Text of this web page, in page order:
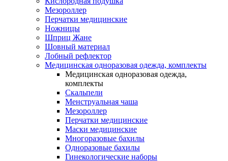
Мезороллер
Перчатки медицинские
Ножницы
Шприц Жане
Шовный материал
Лобный рефлектор
Медицинская одноразовая одежда, комплекты
Медицинская одноразовая одежда,
комплекты
Скальпели
Менструальная чаша
Мезороллер
Перчатки медицинские
Маски медицинские
Многоразовые бахилы
Одноразовые бахилы
Гинекологические наборы